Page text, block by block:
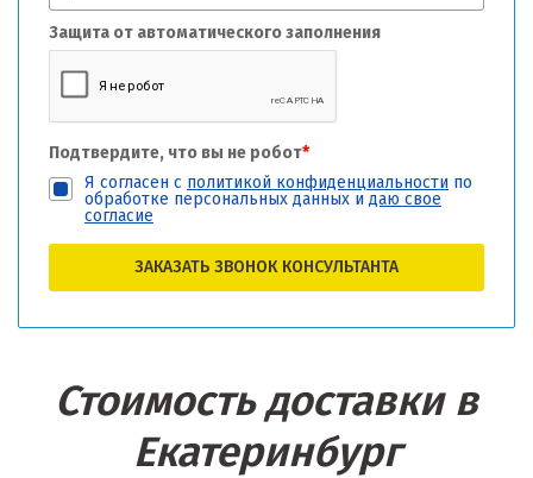
Защита от автоматического заполнения
Подтвердите, что вы не робот*
Я согласен с политикой конфиденциальности по
обработке персональных данных и даю свое
согласие
ЗАКАЗАТЬ ЗВОНОК КОНСУЛЬТАНТА
Стоимость доставки в
Екатеринбург